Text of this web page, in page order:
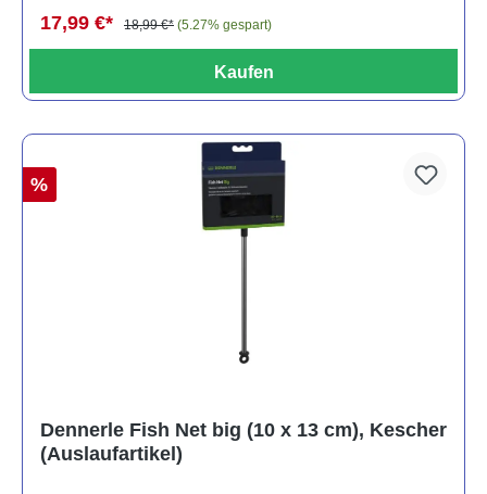
17,99 €* 18,99 €* (5.27% gespart)
Kaufen
%
Dennerle Fish Net big (10 x 13 cm), Kescher
(Auslaufartikel)